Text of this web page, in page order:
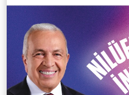
dönemin anlayışının
çok eleştiriyle
Bir Öğle Vakti
geniş bir çevre
başladık. Herkes çok
yazıyordu” şeklinde